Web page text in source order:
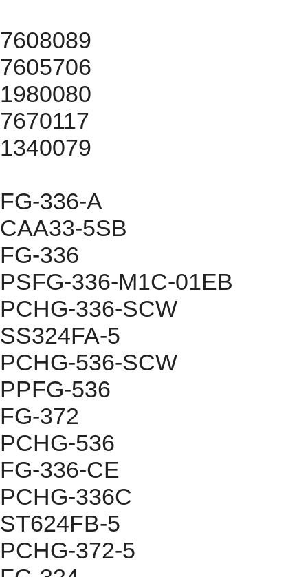
7608089
7605706
1980080
7670117
1340079
FG-336-A
CAA33-5SB
FG-336
PSFG-336-M1C-01EB
PCHG-336-SCW
SS324FA-5
PCHG-536-SCW
PPFG-536
FG-372
PCHG-536
FG-336-CE
PCHG-336C
ST624FB-5
PCHG-372-5